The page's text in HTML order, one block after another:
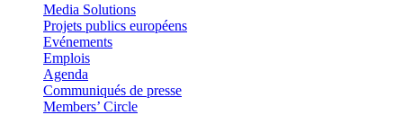
Media Solutions
Projets publics européens
Evénements
Emplois
Agenda
Communiqués de presse
Members’ Circle